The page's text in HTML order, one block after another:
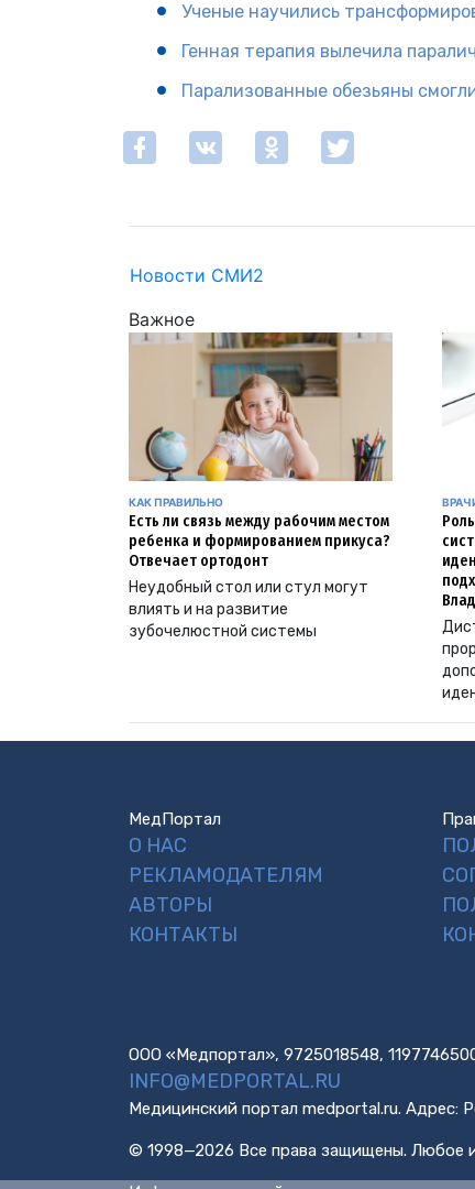
Ученые научились
Генная терапия вылечила
Парализованные обезьяны
Новости СМИ2
Важное
КАК ПРАВИЛЬНО
Есть ли связь между рабочим местом
ребенка и формированием прикуса?
Отвечает ортодонт
Неудобный стол или стул могут
влиять и на развитие
зубочелюстной системы
МедПортал
О НАС
РЕКЛАМОДАТЕЛЯМ
АВТОРЫ
КОНТАКТЫ
ООО «Медпортал», 9725018548,
INFO@MEDPORTAL.RU
Медицинский портал medportal.ru. Адрес:
© 1998—2026 Все права защищены. Любое